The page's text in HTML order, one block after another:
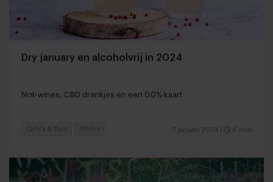
Dry january en alcoholvrij in 2024
Not-wines, CBD drankjes en een 0.0% kaart
7 januari 2024 6 min
Café's & Bars Drinks